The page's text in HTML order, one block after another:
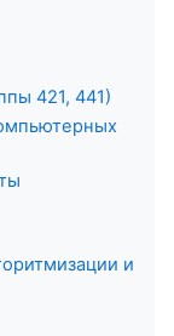
421, 441)
и